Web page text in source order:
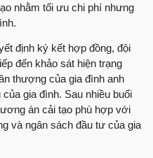
nhằm tối ưu chi phí nhưng
định ký kết hợp đồng, đội
đến khảo sát hiện trạng
thượng của gia đình anh
gia đình. Sau nhiều buổi
án cải tạo phù hợp với
và ngân sách đầu tư của gia